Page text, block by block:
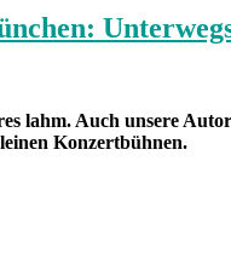
lahm. Auch unsere
Konzertbühnen.